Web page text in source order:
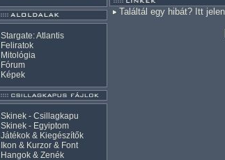
Stargate: Atlantis
Feliratok
Mitológia
Fórum
Képek
Skinek - Csillagkapu
Skinek - Egyiptom
Játékok & Kiegészítők
Ikon & Kurzor & Font
Hangok & Zenék
Találtál egy hibát? Itt